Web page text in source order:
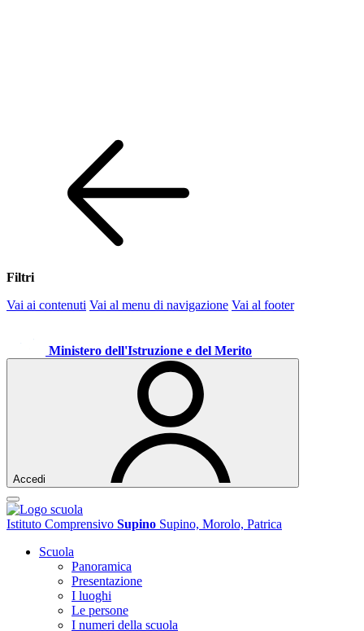
Filtri
Vai ai contenuti Vai al menu di navigazione Vai al footer
Ministero dell'Istruzione e del Merito
Accedi
Istituto Comprensivo Supino Supino, Morolo, Patrica
Scuola
Panoramica
Presentazione
I luoghi
Le persone
I numeri della scuola